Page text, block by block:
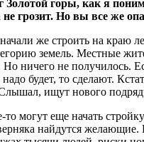
Золотой горы, как я
грозит. Но вы все же
же строить на краю
земель. Местные
Но ничего не получилось.
будет, то сделают.
ищут нового
то могут еще начать
найдутся желающие.